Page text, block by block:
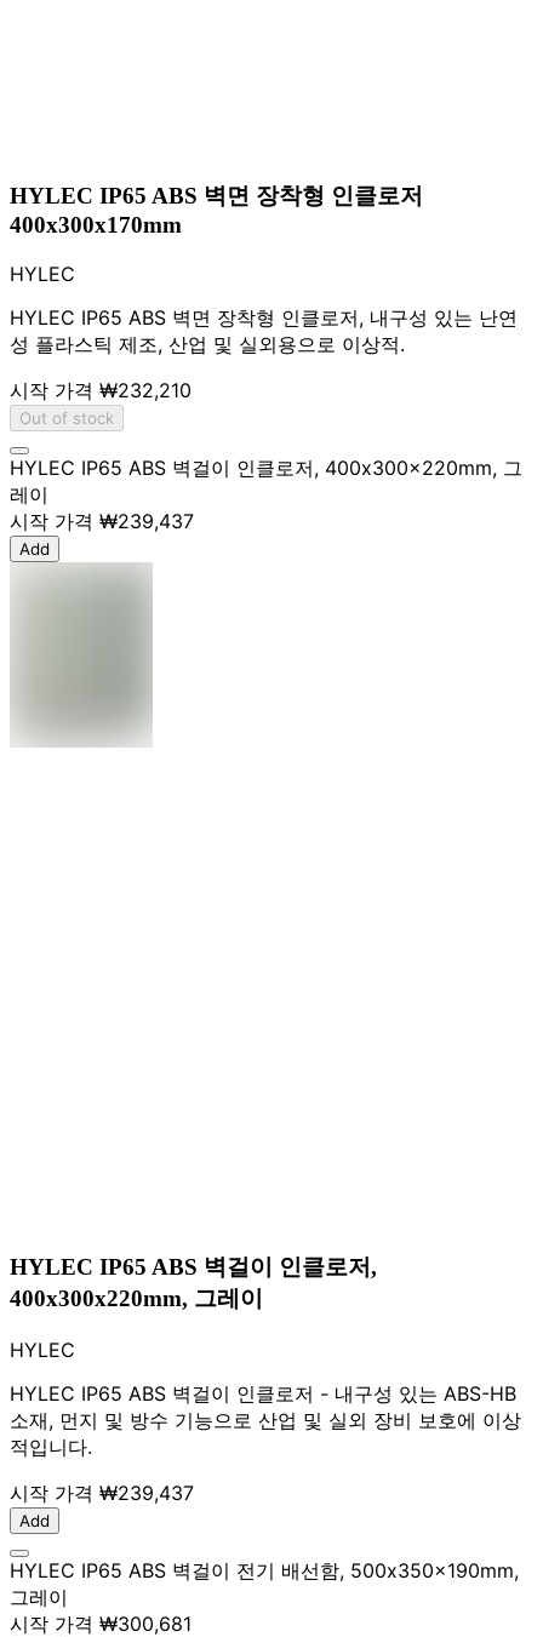
HYLEC IP65 ABS 벽면 장착형 인클로저
400x300x170mm
HYLEC
HYLEC IP65 ABS 벽면 장착형 인클로저, 내구성 있는 난연
성 플라스틱 제조, 산업 및 실외용으로 이상적.
시작 가격 ₩232,210
Out of stock
HYLEC IP65 ABS 벽걸이 인클로저, 400x300x220mm, 그
레이
시작 가격 ₩239,437
Add
HYLEC IP65 ABS 벽걸이 인클로저,
400x300x220mm, 그레이
HYLEC
HYLEC IP65 ABS 벽걸이 인클로저 - 내구성 있는 ABS-HB
소재, 먼지 및 방수 기능으로 산업 및 실외 장비 보호에 이상
적입니다.
시작 가격 ₩239,437
Add
HYLEC IP65 ABS 벽걸이 전기 배선함, 500x350x190mm,
그레이
시작 가격 ₩300,681